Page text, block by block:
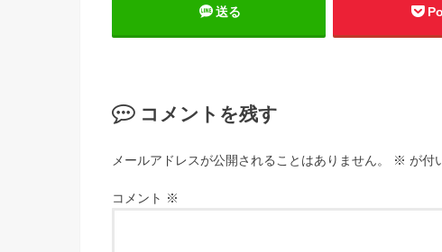
送る
コメントを残す
メールアドレスが公開されることはありません。 ※ が付
コメント ※